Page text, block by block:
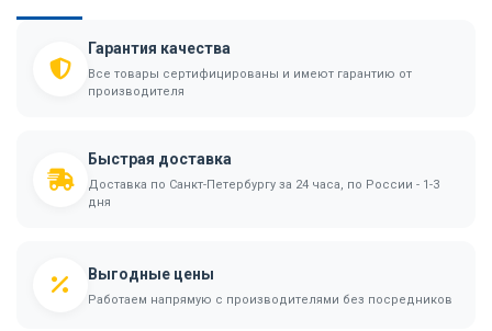
Гарантия качества
Все товары сертифицированы и имеют гарантию от
производителя
Быстрая доставка
Доставка по Санкт-Петербургу за 24 часа, по России - 1-3
дня
Выгодные цены
Работаем напрямую с производителями без посредников